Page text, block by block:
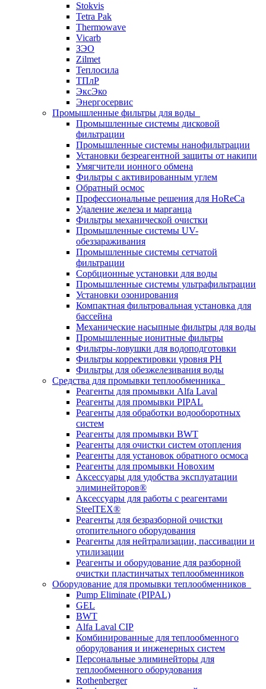
Stokvis
Tetra Pak
Thermowave
Vicarb
ЗЭО
Zilmet
Теплосила
ТПлР
ЭксЭко
Энергосервис
Промышленные фильтры для воды
Промышленные системы дисковой
фильтрации
Промышленные системы нанофильтрации
Установки безреагентной защиты от накипи
Умягчители ионного обмена
Фильтры с активированным углем
Обратный осмос
Профессиональные решения для HoReCa
Удаление железа и марганца
Фильтры механической очистки
Промышленные системы UV-
обеззараживания
Промышленные системы сетчатой
фильтрации
Сорбционные установки для воды
Промышленные системы ультрафильтрации
Установки озонирования
Компактная фильтровальная установка для
бассейна
Механические насыпные фильтры для воды
Промышленные ионитные фильтры
Фильтры-ловушки для водоподготовки
Фильтры корректировки уровня PH
Фильтры для обезжелезивания воды
Средства для промывки теплообменника
Реагенты для промывки Alfa Laval
Реагенты для промывки PIPAL
Реагенты для обработки водооборотных
систем
Реагенты для промывки BWT
Реагенты для очистки систем отопления
Реагенты для установок обратного осмоса
Реагенты для промывки Новохим
Аксессуары для удобства эксплуатации
элиминейторов®
Аксессуары для работы с реагентами
SteelTEX®
Реагенты для безразборной очистки
отопительного оборудования
Реагенты для нейтрализации, пассивации и
утилизации
Реагенты и оборудование для разборной
очистки пластинчатых теплообменников
Оборудование для промывки теплообменников
Pump Eliminate (PIPAL)
GEL
BWT
Alfa Laval CIP
Комбинированные для теплообменного
оборудования и инженерных систем
Персональные элиминейторы для
теплообменного оборудования
Rothenberger